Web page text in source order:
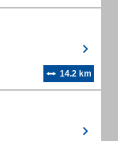
14.2 km